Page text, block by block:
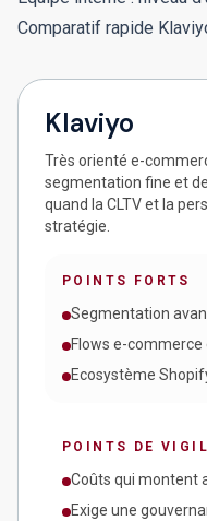
Comparatif rapide
Klaviyo
Très orienté e-
segmentation fine et
quand la CLTV et la
stratégie.
POINTS FORTS
Segmentation
Flows e-
Ecosystème
POINTS DE
Coûts qui montent
Exige une